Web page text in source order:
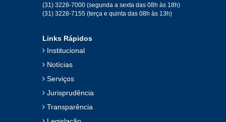
(31) 3228-7000 (segunda a sexta das 08h às 18h)
(31) 3228-7155 (terça e quinta das 08h às 13h)
Links Rápidos
Institucional
Notícias
Serviços
Jurisprudência
Transparência